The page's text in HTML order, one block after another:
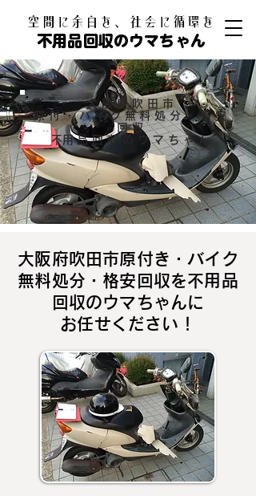
​空間に余白を、社会に循環を
不用品回収のウマちゃん
大阪府吹田市
原付・バイク無料処分・格安
回収
​不用品回収のウマちゃん
大阪府吹田市原付き・バイク
無料処分・格安回収を不用品
回収のウマちゃんに
お任せください！